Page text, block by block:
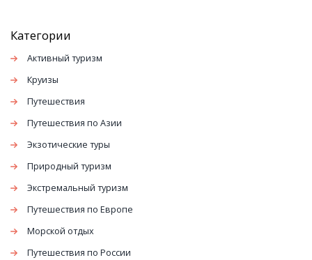
возможных опасностей поможет сделать круиз
более безопасным и приятным.
Категории
Активный туризм
Круизы
Путешествия
Путешествия по Азии
Экзотические туры
Природный туризм
Экстремальный туризм
Путешествия по Европе
Морской отдых
Путешествия по России